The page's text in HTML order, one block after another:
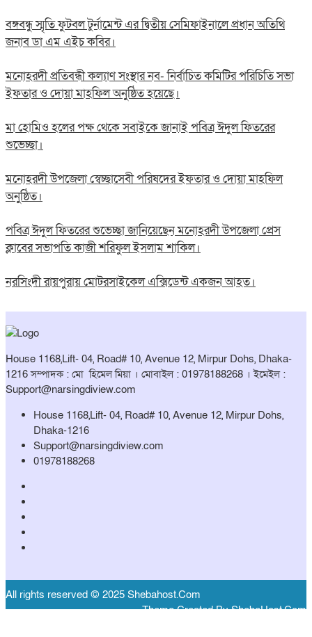
বঙ্গবন্ধু স্মৃতি ফুটবল টুর্নামেন্ট এর দ্বিতীয় সেমিফাইনালে প্রধান অতিথি
জনাব ডা এম এইচ কবির।
মনোহরদী প্রতিবন্ধী কল্যাণ সংস্থার নব- নির্বাচিত কমিটির পরিচিতি সভা
ইফতার ও দোয়া মাহফিল অনুষ্ঠিত হয়েছে।
মা হোমিও হলের পক্ষ থেকে সবাইকে জানাই পবিত্র ঈদুল ফিতরের
শুভেচ্ছা।
মনোহরদী উপজেলা স্বেচ্ছাসেবী পরিষদের ইফতার ও দোয়া মাহফিল
অনুষ্ঠিত।
পবিত্র ঈদুল ফিতরের শুভেচ্ছা জানিয়েছেন মনোহরদী উপজেলা প্রেস
ক্লাবের সভাপতি কাজী শরিফুল ইসলাম শাকিল।
নরসিংদী রায়পুরায় মোটরসাইকেল এক্সিডেন্ট একজন আহত।
House 1168,Lift- 04, Road# 10, Avenue 12, Mirpur Dohs, Dhaka-
1216 সম্পাদক : মো হিমেল মিয়া । মোবাইল : 01978188268 । ইমেইল :
Support@narsingdiview.com
House 1168,Lift- 04, Road# 10, Avenue 12, Mirpur Dohs,
Dhaka-1216
Support@narsingdiview.com
01978188268
All rights reserved © 2025 Shebahost.Com
Theme Created By ShebaHost.Com